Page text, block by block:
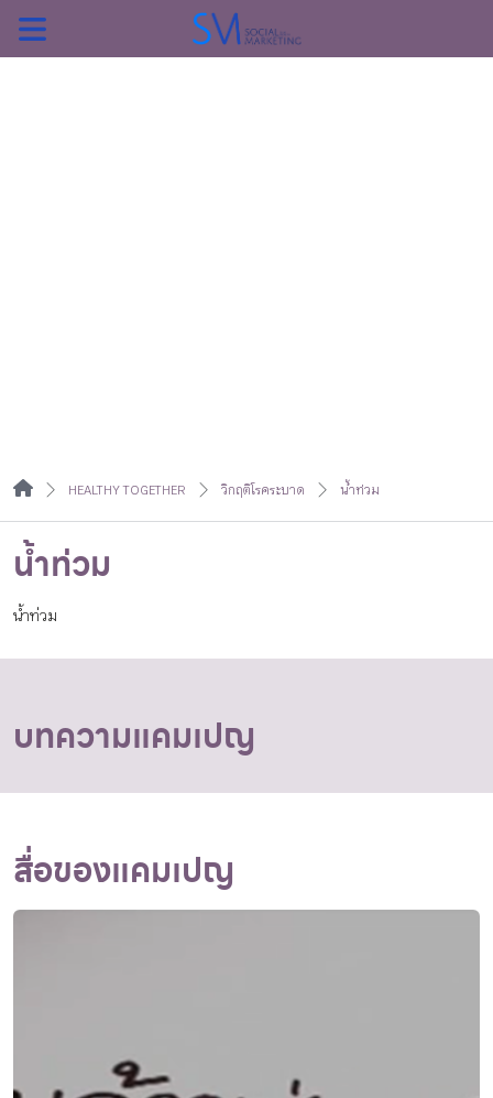
กิจกรรม
หัวข้อที่เราแนะนำ
เข้าสู่ระบบ/สมัครสมาชิก
HEALTHY TOGETHER วิกฤติโรคระบาด น้ำท่วม
น้ำท่วม
น้ำท่วม
บทความแคมเปญ
สื่อของแคมเปญ